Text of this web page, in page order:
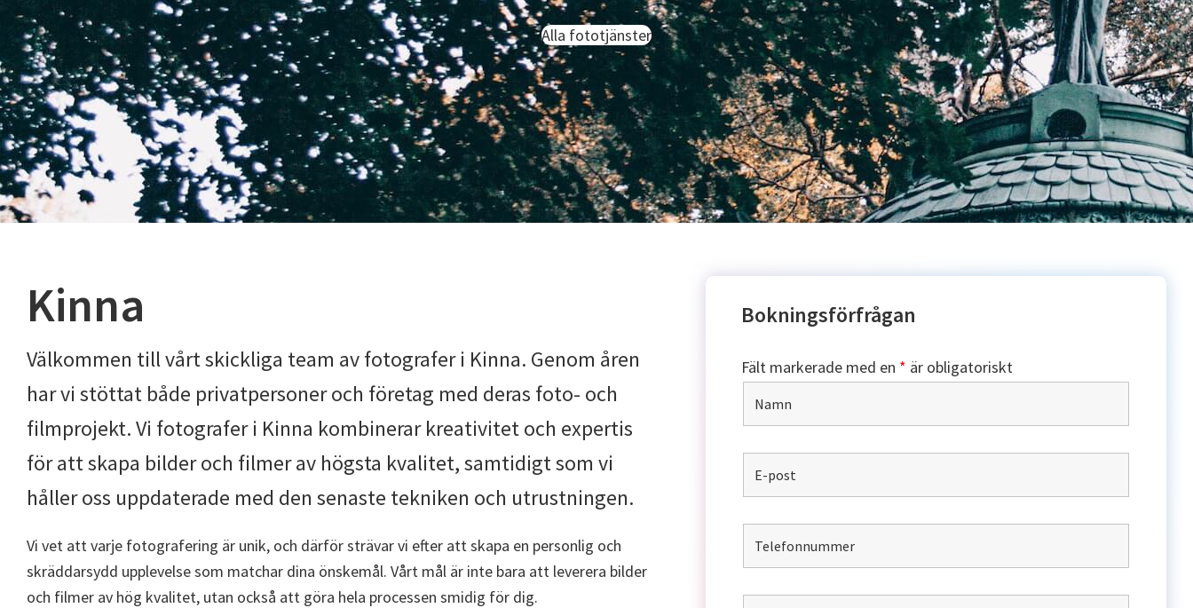
Alla fototjänster
Kinna
Välkommen till vårt skickliga team av fotografer i Kinna. Genom åren
har vi stöttat både privatpersoner och företag med deras foto- och
filmprojekt. Vi fotografer i Kinna kombinerar kreativitet och expertis
för att skapa bilder och filmer av högsta kvalitet, samtidigt som vi
håller oss uppdaterade med den senaste tekniken och utrustningen.
Vi vet att varje fotografering är unik, och därför strävar vi efter att skapa en personlig och
skräddarsydd upplevelse som matchar dina önskemål. Vårt mål är inte bara att leverera bilder
och filmer av hög kvalitet, utan också att göra hela processen smidig för dig.
Bokningsförfrågan
Fält markerade med en * är obligatoriskt